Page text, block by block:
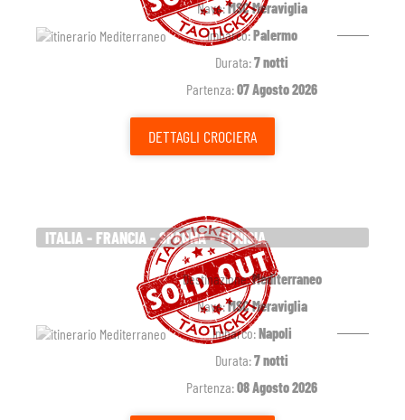
Nave:MSC Meraviglia
Imbarco:Palermo
Durata:7 notti
Partenza:07 Agosto 2026
DETTAGLI CROCIERA
ITALIA - FRANCIA - SPAGNA - TUNISIA
Destinazione:Mediterraneo
Nave:MSC Meraviglia
Imbarco:Napoli
Durata:7 notti
Partenza:08 Agosto 2026